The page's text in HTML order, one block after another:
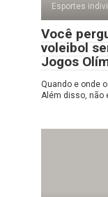
Esportes
Você
voleibol
Jogos
Quando e onde
Além disso, não